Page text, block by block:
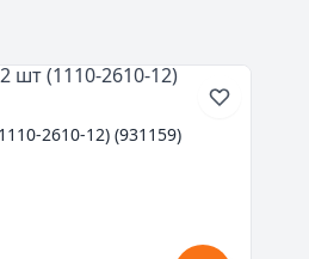
2610-12) (931159)